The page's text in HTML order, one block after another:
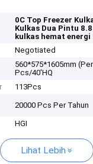
0C Top Freezer
Kulkas Dua Pintu
kulkas hemat energi
Negotiated
560*575*1605mm
Pcs/40'HQ
113Pcs
20000 Pcs Per Tahun
HGI
Lihat Lebih